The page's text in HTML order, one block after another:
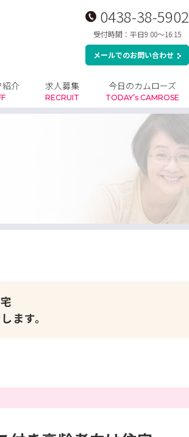
0438-38-5902
受付時間：平日9:00～16:15
メールでのお問い合わせ
紹介 求人募集
RECRUIT
今日のカムローズ
TODAY’s CAMROSE
ます。